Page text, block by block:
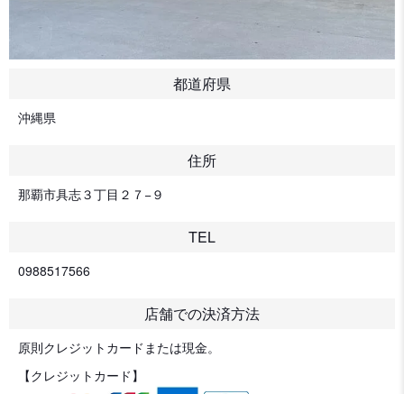
都道府県
沖縄県
住所
那覇市具志３丁目２７−９
TEL
0988517566
店舗での決済方法
原則クレジットカードまたは現金。
【クレジットカード】